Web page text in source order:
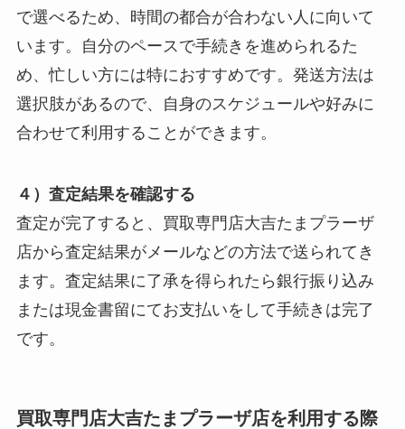
で選べるため、時間の都合が合わない人に向いて
います。自分のペースで手続きを進められるた
め、忙しい方には特におすすめです。発送方法は
選択肢があるので、自身のスケジュールや好みに
合わせて利用することができます。
４）査定結果を確認する
査定が完了すると、買取専門店大吉たまプラーザ
店から査定結果がメールなどの方法で送られてき
ます。査定結果に了承を得られたら銀行振り込み
または現金書留にてお支払いをして手続きは完了
です。
買取専門店大吉たまプラーザ店を利用する際